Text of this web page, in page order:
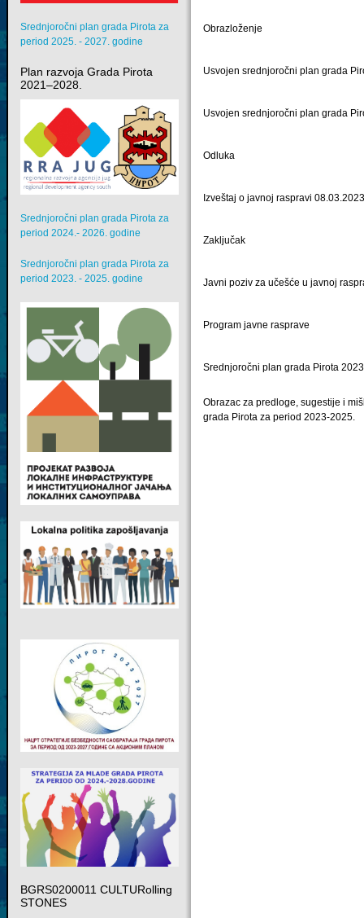
Obrazloženje
Usvojen srednjoročni plan grada
Usvojen srednjoročni plan grada
Odluka
Izveštaj o javnoj raspravi
Zaključak
Javni poziv za učešće u javnoj
Program javne rasprave
Srednjoročni plan grada Pirota
Obrazac za predloge, sugestije i
grada Pirota za period 2023-2025.
Srednjoročni plan grada Pirota za
period 2025. - 2027. godine
Plan razvoja Grada Pirota
2021–2028.
Srednjoročni plan grada Pirota za
period 2024.- 2026. godine
Srednjoročni plan grada Pirota za
period 2023. - 2025. godine
BGRS0200011 CULTURolling
STONES